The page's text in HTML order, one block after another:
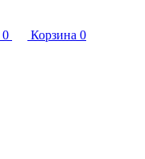
0 Корзина 0